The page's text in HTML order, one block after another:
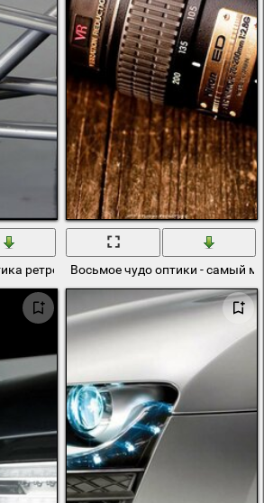
ретро стильВосьмое чудо оптики - самый